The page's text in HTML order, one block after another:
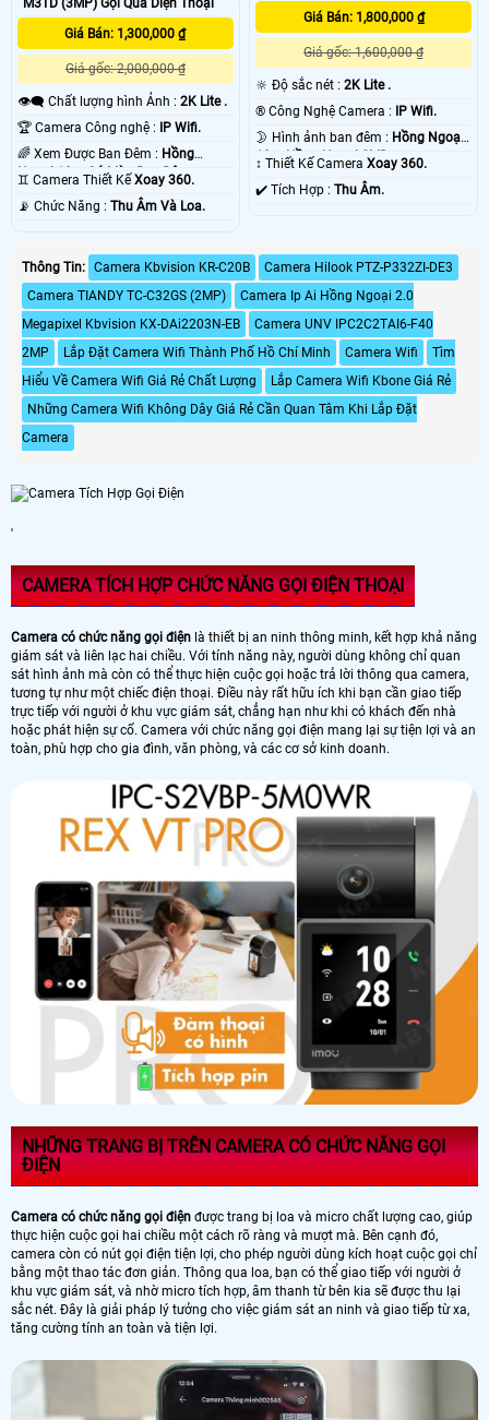
M3TD (3MP) Gọi Qua Diện Thoại
Giá Bán: 1,300,000 ₫
Giá gốc: 2,000,000 ₫
👁️‍🗨 Chất lượng hình Ảnh : 2K Lite .
🏆 Camera Công nghệ :
IP Wifi.
🌈 Xem Được Ban Đêm : Hồng
Ngoại 10m Có Màu Ban Ðêm.
♊ Camera Thiết Kế Xoay 360.
️📡 Chức Năng : Thu Âm Và Loa.
Giá Bán: 1,800,000 ₫
Giá gốc: 1,600,000 ₫
🔆 Độ sắc nét :2K Lite .
®️ Công Nghệ Camera : IP Wifi.
🌛 Hình ảnh ban đêm : Hồng Ngoại
10m Hồng Ngoại SMD.
↕️ Thiết Kế CameraXoay 360.
️✔️ Tích Hợp :Thu Âm.
Thông Tin: Camera Kbvision KR-C20B
Camera Hilook PTZ-P332ZI-DE3
Camera TIANDY TC-C32GS (2MP)
Camera Ip Ai Hồng Ngoại 2.0
Megapixel Kbvision KX-DAi2203N-EB
Camera UNV IPC2C2TAI6-F40
2MP
Lắp Đặt Camera Wifi Thành Phố Hồ Chí Minh Camera Wifi
Tìm
Hiểu Về Camera Wifi Giá Rẻ Chất Lượng
Lắp Camera Wifi Kbone Giá Rẻ
Những Camera Wifi Không Dây Giá Rẻ Cần Quan Tâm Khi Lắp Đặt
Camera
'
CAMERA TÍCH HỢP CHỨC NĂNG GỌI ĐIỆN THOẠI
Camera có chức năng gọi điện là thiết bị an ninh thông minh, kết hợp khả năng
giám sát và liên lạc hai chiều. Với tính năng này, người dùng không chỉ quan
sát hình ảnh mà còn có thể thực hiện cuộc gọi hoặc trả lời thông qua camera,
tương tự như một chiếc điện thoại. Điều này rất hữu ích khi bạn cần giao tiếp
trực tiếp với người ở khu vực giám sát, chẳng hạn như khi có khách đến nhà
hoặc phát hiện sự cố. Camera với chức năng gọi điện mang lại sự tiện lợi và an
toàn, phù hợp cho gia đình, văn phòng, và các cơ sở kinh doanh.
NHỮNG TRANG BỊ TRÊN CAMERA CÓ CHỨC NĂNG GỌI
ĐIỆN
Camera có chức năng gọi điện được trang bị loa và micro chất lượng cao, giúp
thực hiện cuộc gọi hai chiều một cách rõ ràng và mượt mà. Bên cạnh đó,
camera còn có nút gọi điện tiện lợi, cho phép người dùng kích hoạt cuộc gọi chỉ
bằng một thao tác đơn giản. Thông qua loa, bạn có thể giao tiếp với người ở
khu vực giám sát, và nhờ micro tích hợp, âm thanh từ bên kia sẽ được thu lại
sắc nét. Đây là giải pháp lý tưởng cho việc giám sát an ninh và giao tiếp từ xa,
tăng cường tính an toàn và tiện lợi.